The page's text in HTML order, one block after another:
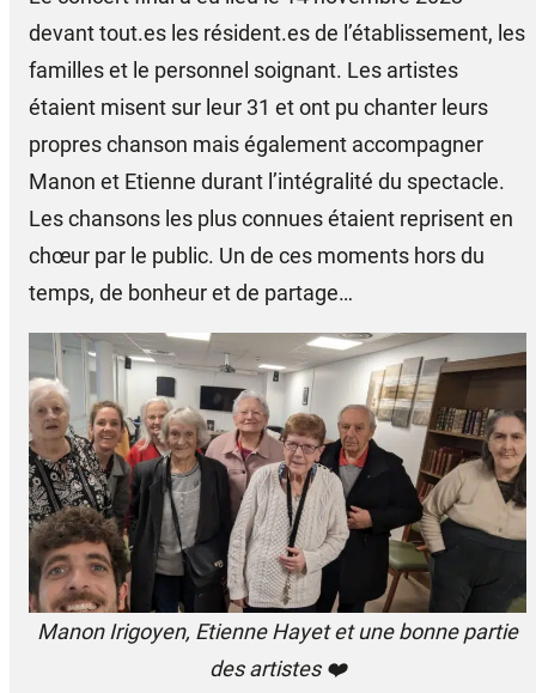
devant tout.es les résident.es de l’établissement, les
familles et le personnel soignant. Les artistes
étaient misent sur leur 31 et ont pu chanter leurs
propres chanson mais également accompagner
Manon et Etienne durant l’intégralité du spectacle.
Les chansons les plus connues étaient reprisent en
chœur par le public. Un de ces moments hors du
temps, de bonheur et de partage…
Manon Irigoyen, Etienne Hayet et une bonne partie
des artistes ❤️